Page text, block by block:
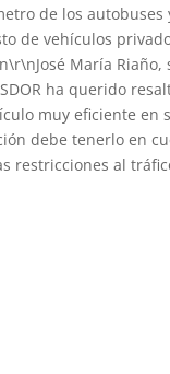
de los autobuses
de vehículos
María Riaño,
ha querido
muy eficiente en
debe tenerlo en
restricciones al